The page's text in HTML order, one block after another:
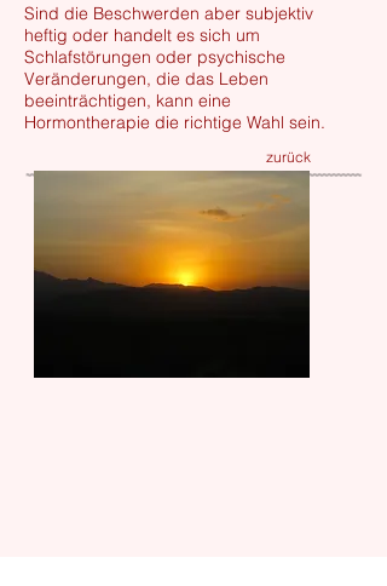
Sind die Beschwerden aber subjektiv
heftig oder handelt es sich um
Schlafstörungen oder psychische
Veränderungen, die das Leben
beeinträchtigen, kann eine
Hormontherapie die richtige Wahl sein.
zurück